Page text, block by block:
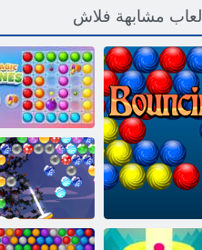
ألعاب مشابهة فلاش
ﺔﻳﺮﺤﺳ ﻁﻮﻄﺧ